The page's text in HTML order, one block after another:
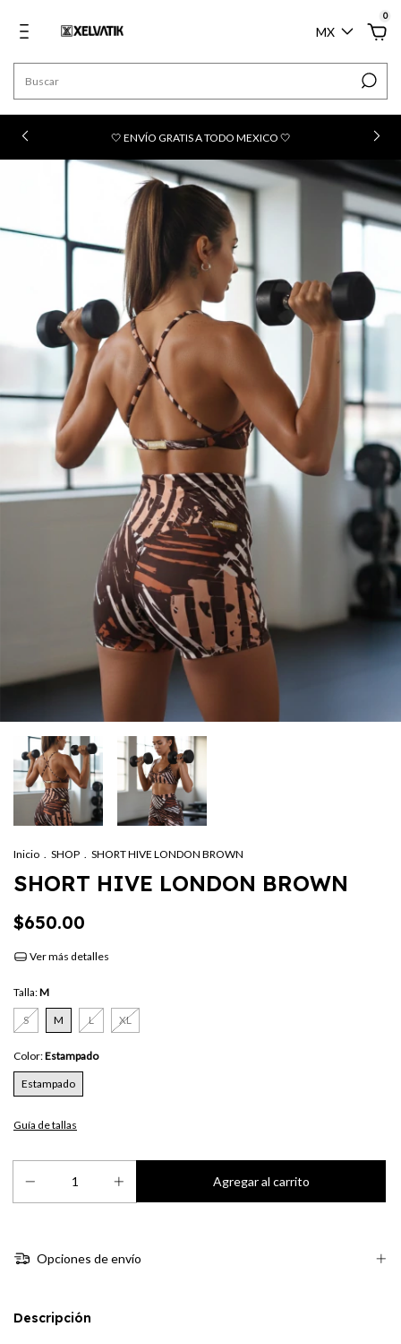
MX
0
🤍 ENVÍO GRATIS A TODO MEXICO 🤍
Inicio . SHOP . SHORT HIVE LONDON BROWN
SHORT HIVE LONDON BROWN
$650.00
Ver más detalles
Talla:M
S M L XL
Color:Estampado
Estampado
Guía de tallas
Opciones de envío
Descripción